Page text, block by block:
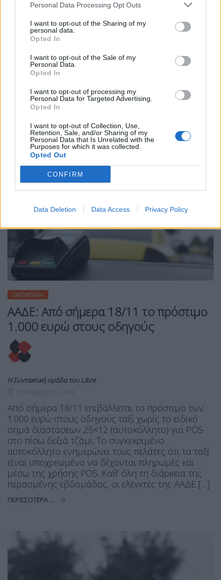
Personal Data Processing Opt Outs
I want to opt-out of the Sharing of my
personal data.
Opted In
I want to opt-out of the Sale of my
Personal Data.
Opted In
I want to opt-out of processing my
Personal Data for Targeted Advertising.
Opted In
I want to opt-out of Collection, Use,
Retention, Sale, and/or Sharing of my
Personal Data that Is Unrelated with the
Purposes for which it was collected.
Opted Out
CONFIRM
Data Deletion Data Access Privacy Policy
Ο αλγόριθμος και το λογισμικό της ΑΑΔΕ εντόπισε
ότι τα POS αρκετών επιχειρήσεων δεν
διασυνδέονται με τις ταμειακές τους
μηχανές.Άμεσα, σχεδιάστηκαν στοχευμένες
ελεγκτικές δράσεις ευρείας κλίμακας σε όλη τη
χώρα. Στο πλαίσιο αυτών των δράσεων, τα
ελεγκτικά κλιμάκια της ΑΑΔΕ διαπίστωσαν ότι
γνωστό νυχτερινό κέντρο στην Αθήνα, τις ημέρες
των γιορτών, οπότε η κίνηση ήταν […]
ΠΕΡΙΣΣΌΤΕΡΑ ...
ΟΙΚΟΝΟΜΊΑ
ΑΑΔΕ: Από σήμερα 18/11 το πρόστιμο
1.000 ευρώ στους οδηγούς
Η Συντακτική ομάδα του Libre
Από σήμερα 18/11 επιβάλλεται το πρόστιμο των
1.000 ευρώ στους οδηγούς ταξί χωρίς το ειδικό
σήμα διαστάσεων 25×12 (αυτοκόλλητο) για POS
στο πίσω δεξιά τζάμι. Το συγκεκριμένο
αυτοκόλλητο ενημερώνει τους πελάτες ότι τα ταξί
είναι υποχρεωμένα να δέχονται πληρωμές και
μέσω της χρήσης POS. Καθ’ όλη τη διάρκεια της
περασμένης εβδομάδας, οι ελεγκτές της ΑΑΔΕ […]
ΠΕΡΙΣΣΌΤΕΡΑ ...